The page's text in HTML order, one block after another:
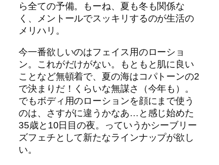
ら全ての予備。もーね、夏も冬も関係な
く、メントールでスッキリするのが生活の
メリハリ。
今一番欲しいのはフェイス用のローショ
ン。これがだけがない。もともと肌に良い
ことなど無頓着で、夏の海はコパトーンの2
で決まりだ！くらいな無謀さ（今年も）。
でもボディ用のローションを顔にまで使う
のは、さすがに違うかなあ…と感じ始めた
35歳と10日目の夜。っていうかシーブリー
ズフェチとして新たなラインナップが欲し
い。